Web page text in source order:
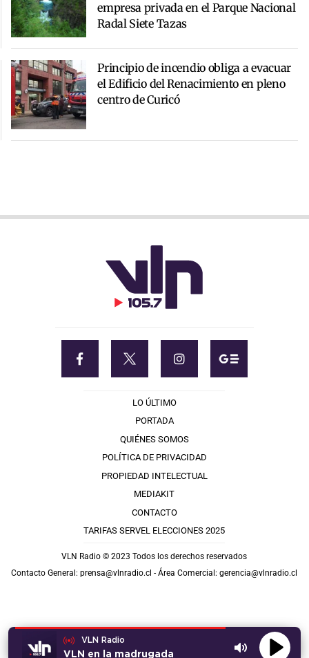
empresa privada en el Parque Nacional
Radal Siete Tazas
Principio de incendio obliga a evacuar
el Edificio del Renacimiento en pleno
centro de Curicó
VLN Radio
VLN en la madrugada
LO ÚLTIMO
PORTADA
QUIÉNES SOMOS
POLÍTICA DE PRIVACIDAD
PROPIEDAD INTELECTUAL
MEDIAKIT
CONTACTO
TARIFAS SERVEL ELECCIONES 2025
VLN Radio © 2023 Todos los derechos reservados
Contacto General:prensa@vlnradio.cl - Área Comercial:gerencia@vlnradio.cl